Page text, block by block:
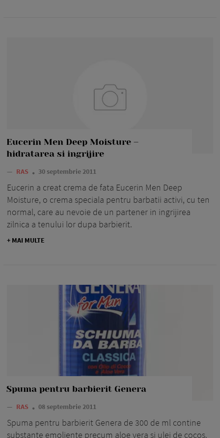
Eucerin Men Deep Moisture –
hidratarea si ingrijire
— RAS 30 septembrie 2011
Eucerin a creat crema de fata Eucerin Men Deep
Moisture, o crema speciala pentru barbatii activi, cu ten
normal, care au nevoie de un partener in ingrijirea
zilnica a tenului lor dupa barbierit.
+ MAI MULTE
Spuma pentru barbierit Genera
— RAS 08 septembrie 2011
Spuma pentru barbierit Genera de 300 de ml contine
substante emoliente precum aloe vera si ulei de cocos.